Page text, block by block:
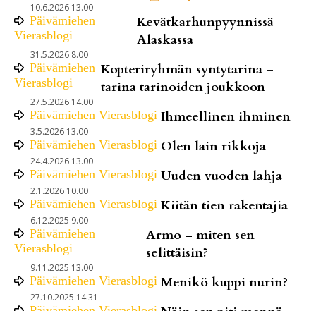
10.6.2026 13.00
Päivämiehen
Vierasblogi
Kevätkarhunpyynnissä
Alaskassa
31.5.2026 8.00
Päivämiehen
Vierasblogi
Kopteriryhmän syntytarina –
tarina tarinoiden joukkoon
27.5.2026 14.00
Päivämiehen Vierasblogi Ihmeellinen ihminen
3.5.2026 13.00
Päivämiehen Vierasblogi Olen lain rikkoja
24.4.2026 13.00
Päivämiehen Vierasblogi Uuden vuoden lahja
2.1.2026 10.00
Päivämiehen Vierasblogi Kiitän tien rakentajia
6.12.2025 9.00
Päivämiehen
Vierasblogi
Armo – miten sen
selittäisin?
9.11.2025 13.00
Päivämiehen Vierasblogi Menikö kuppi nurin?
27.10.2025 14.31